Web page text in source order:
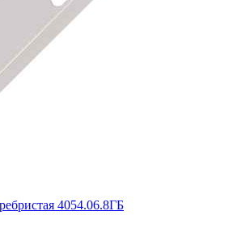
4054.06.8ГБ